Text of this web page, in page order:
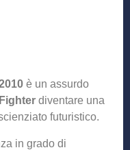
è un assurdo
diventare una
futuristico.
in grado di